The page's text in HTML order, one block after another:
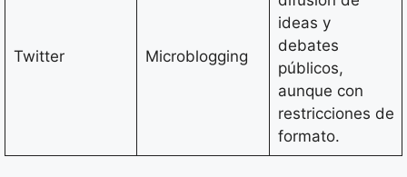
Twitter Microblogging
ideas y
debates
públicos,
aunque con
restricciones de
formato.